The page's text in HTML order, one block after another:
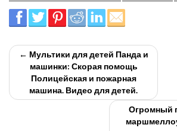
← Мультики для детей Панда и
машинки: Скорая помощь
Полицейская и пожарная
машина. Видео для детей.
Огромный